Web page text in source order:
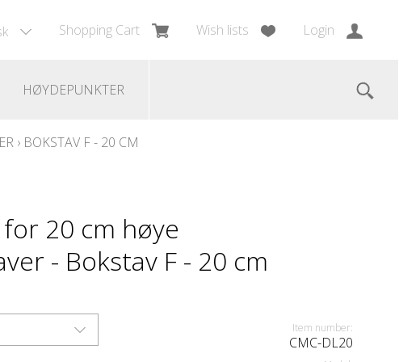
Shopping Cart Wish lists Login
HØYDEPUNKTER
› BOKSTAV F - 20 CM
20 cm høye
- Bokstav F - 20 cm
Item number:
CMC-DL20